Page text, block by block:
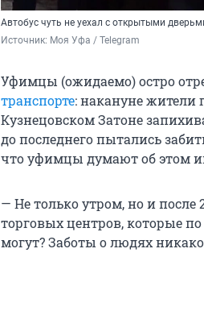
Автобус чуть не уехал с открытыми
Источник: Моя Уфа / Telegram
Уфимцы (ожидаемо) остро
транспорте: накануне жители
Кузнецовском Затоне
до последнего пытались
что уфимцы думают об этом
— Не только утром, но и после
торговых центров, которые
могут? Заботы о людях